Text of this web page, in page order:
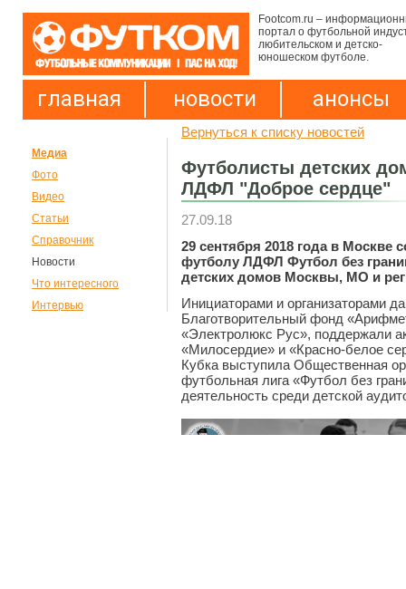
Footcom.ru –
портал о футбольной
любительском и детско-
юношеском футболе.
главная новости анонсы
Медиа
Фото
Видео
Статьи
Справочник
Новости
Что интересного
Интервью
Вернуться к списку новостей
Футболисты детских
ЛДФЛ "Доброе сердце"
27.09.18
29 сентября 2018 года в Москве
футболу ЛДФЛ Футбол без
детских домов Москвы, МО и
Инициаторами и организаторами
Благотворительный фонд
«Электролюкс Рус», поддержали
«Милосердие» и «Красно-белое
Кубка выступила Общественная
футбольная лига «Футбол без
деятельность среди детской